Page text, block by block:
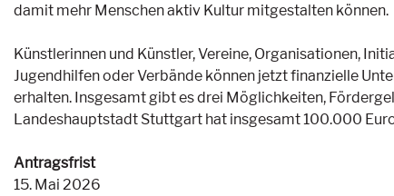
damit mehr Menschen aktiv Kultur mitgestalten können.
Künstlerinnen und Künstler, Vereine, Organisationen,
Jugendhilfen oder Verbände können jetzt finanzielle
erhalten. Insgesamt gibt es drei Möglichkeiten,
Landeshauptstadt Stuttgart hat insgesamt 100.000
Antragsfrist
15. Mai 2026